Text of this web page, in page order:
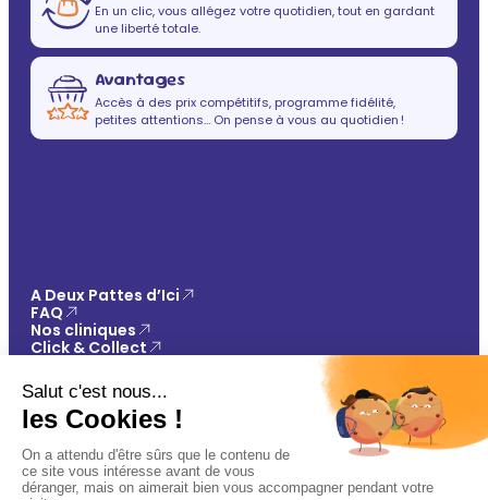
En un clic, vous allégez votre quotidien, tout en gardant
une liberté totale.
Avantages
Accès à des prix compétitifs, programme fidélité,
petites attentions… On pense à vous au quotidien !
A Deux Pattes d’Ici
FAQ
Nos cliniques
Click & Collect
Vos avantages
Conseils
Paiement 100% sécurisé